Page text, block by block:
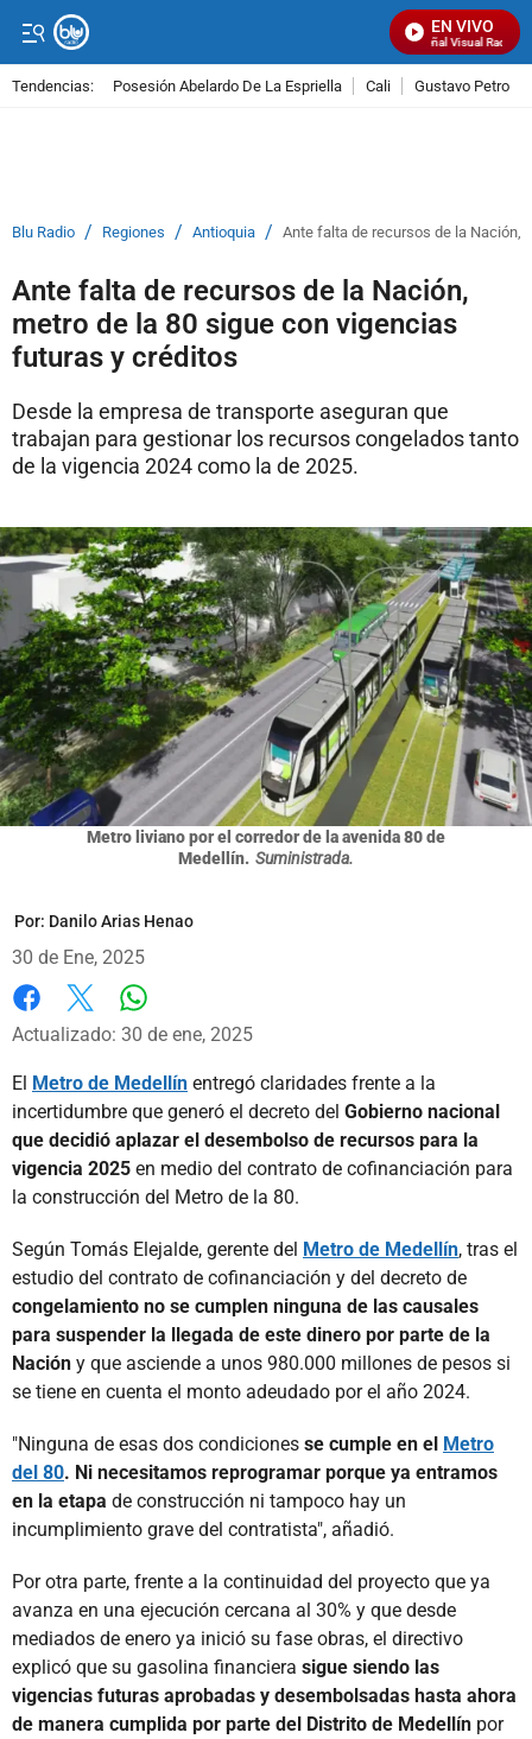
EN VIVO
Señal Visual Radio
Tendencias: Posesión Abelardo De La Espriella Cali Gustavo Petro
Blu Radio / Regiones / Antioquia / Ante falta de recursos de la Nación,
Ante falta de recursos de la Nación,
metro de la 80 sigue con vigencias
futuras y créditos
Desde la empresa de transporte aseguran que
trabajan para gestionar los recursos congelados tanto
de la vigencia 2024 como la de 2025.
Metro liviano por el corredor de la avenida 80 de
Medellín. Suministrada.
Por: Danilo Arias Henao
30 de Ene, 2025
Facebook
X
Actualizado: 30 de ene, 2025
El Metro de Medellín entregó claridades frente a la
incertidumbre que generó el decreto del Gobierno nacional
que decidió aplazar el desembolso de recursos para la
vigencia 2025 en medio del contrato de cofinanciación para
la construcción del Metro de la 80.
Según Tomás Elejalde, gerente del Metro de Medellín, tras el
estudio del contrato de cofinanciación y del decreto de
congelamiento no se cumplen ninguna de las causales
para suspender la llegada de este dinero por parte de la
Nación y que asciende a unos 980.000 millones de pesos si
se tiene en cuenta el monto adeudado por el año 2024.
"Ninguna de esas dos condiciones se cumple en el Metro
del 80. Ni necesitamos reprogramar porque ya entramos
en la etapa de construcción ni tampoco hay un
incumplimiento grave del contratista", añadió.
Por otra parte, frente a la continuidad del proyecto que ya
avanza en una ejecución cercana al 30% y que desde
mediados de enero ya inició su fase obras, el directivo
explicó que su gasolina financiera sigue siendo las
vigencias futuras aprobadas y desembolsadas hasta ahora
de manera cumplida por parte del Distrito de Medellín por